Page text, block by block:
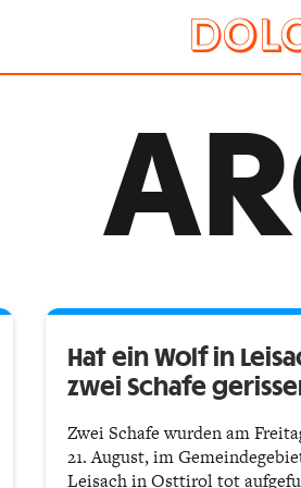
Hat ein Wolf in
zwei Schafe
Zwei Schafe wurden am
21. August, im
Leisach in Osttirol tot